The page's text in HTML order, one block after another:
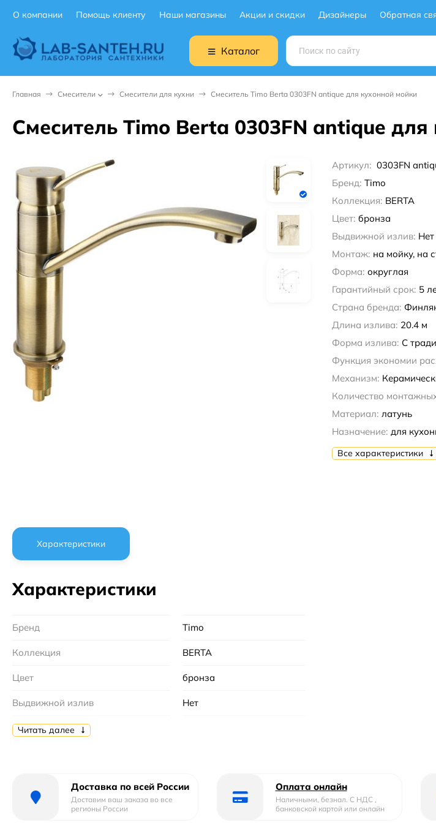
О компании Помощь клиенту Наши магазины Акции и скидки Дизайнеры Обратная
Каталог
Главная Смесители Смесители для кухни Смеситель Timo Berta 0303FN antique для кухонной мойки
Смеситель Timo Berta 0303FN antique
Артикул: 0303FN
Бренд: Timo
Коллекция: BERTA
Цвет: бронза
Выдвижной излив: Нет
Монтаж: на мойку, на
Форма: округлая
Гарантийный срок: 5
Страна бренда:
Длина излива: 20.4 м
Форма излива: С
Функция экономии
Механизм:
Количество
Материал: латунь
Назначение: для
Все характеристики
Характеристики
Характеристики
Бренд Timo
Коллекция BERTA
Цвет бронза
Выдвижной излив Нет
Монтаж
Страна бренда Финляндия
Читать далее
Доставка по всей России
Доставим ваш заказа во все
регионы России
Оплата онлайн
Наличными, безнал. С НДС ,
банковской картой или онлайн